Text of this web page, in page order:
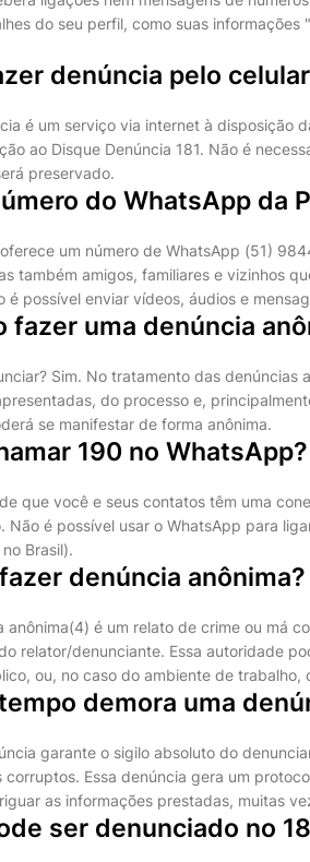
do seu perfil, como suas
denúncia pelo
é um serviço via internet à disposição
ao Disque Denúncia 181. Não é
preservado.
do WhatsApp da
um número de WhatsApp (51)
também amigos, familiares e vizinhos
é possível enviar vídeos, áudios e
fazer uma denúncia
Sim. No tratamento das
do processo e,
se manifestar de forma anônima.
190 no WhatsApp?
que você e seus contatos têm uma
Não é possível usar o WhatsApp para
Brasil).
denúncia anônima?
anônima(4) é um relato de crime ou má
relator/denunciante. Essa autoridade
ou, no caso do ambiente de
demora uma
garante o sigilo absoluto do
corruptos. Essa denúncia gera um
as informações prestadas, muitas
ser denunciado no